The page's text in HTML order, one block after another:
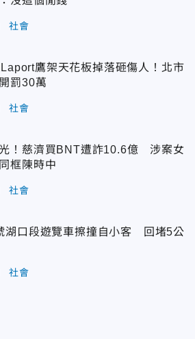
社會
鷹架天花板掉落砸傷人！北市
罰30萬
社會
！慈濟買BNT遭詐10.6億 涉案女
框陳時中
社會
湖口段遊覽車擦撞自小客 回堵5公
社會